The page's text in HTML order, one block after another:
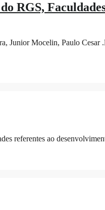
RGS,
Junior Mocelin, Paulo
referentes ao